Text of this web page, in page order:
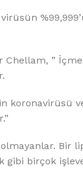
virüsün
Chellam, ”
koronavirüsü
Bir
gibi birçok